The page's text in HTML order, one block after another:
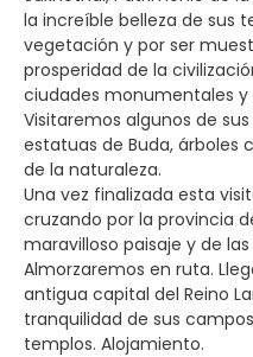
la increíble belleza de sus
vegetación y por ser
prosperidad de la
ciudades monumentales
Visitaremos algunos de
estatuas de Buda, árboles
de la naturaleza.
Una vez finalizada esta
cruzando por la provincia
maravilloso paisaje y de
Almorzaremos en ruta.
antigua capital del Reino
tranquilidad de sus
templos. Alojamiento.